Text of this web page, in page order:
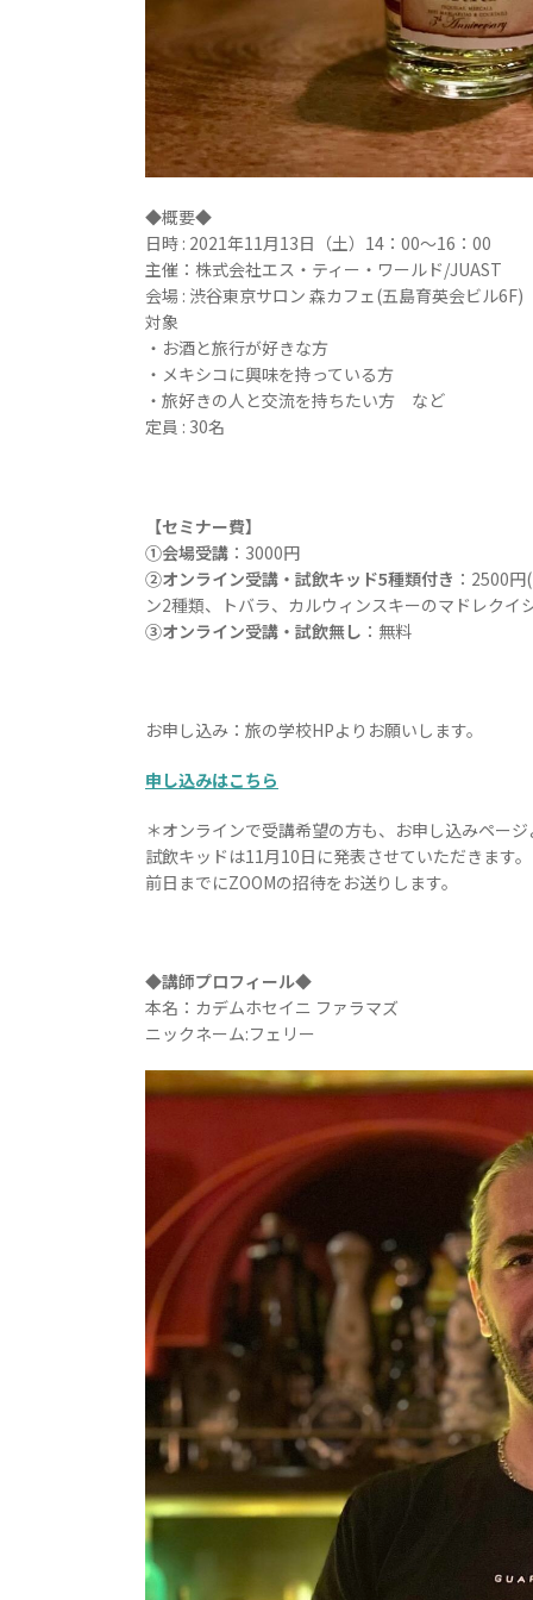
◆概要◆
日時 : 2021年11月13日（土）14：00〜16：00
主催：株式会社エス・ティー・ワールド/JUAST
会場 : 渋谷東京サロン 森カフェ(五島育英会ビル6F)
対象
・お酒と旅行が好きな方
・メキシコに興味を持っている方
・旅好きの人と交流を持ちたい方 など
定員 : 30名
【セミナー費】
①会場受講 ：3000円
②オンライン受講・試飲キッド5種類付き ：2500
ン2種類、トバラ、カルウィンスキーのマドレク
③オンライン受講・試飲無し ：無料
お申し込み：旅の学校HPよりお願いします。
申し込みはこちら
＊オンラインで受講希望の方も、お申し込みペー
試飲キッドは11月10日に発表させていただきます。
前日までにZOOMの招待をお送りします。
◆講師プロフィール◆
本名：カデムホセイニ ファラマズ
ニックネーム:フェリー